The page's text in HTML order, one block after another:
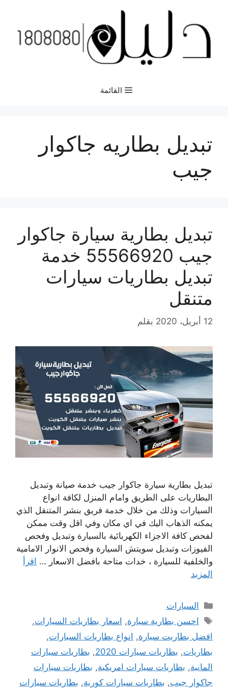
المحتوى
القائمة
تبديل بطاريه جاكوار
جيب
تبديل بطارية سيارة جاكوار
جيب 55566920 خدمة
تبديل بطاريات سيارات
متنقل
12 أبريل، 2020 بقلم
تبديل بطارية سيارة جاكوار جيب خدمة صيانة وتبديل
البطاريات على الطريق وامام المنزل لكافة انواع
السيارات وذلك من خلال خدمة فريق بنشر المتنقل الذي
يمكنه الذهاب اليك في اي مكان وفي اقل وقت ممكن
لفحص كافة الاجزاء الكهربائية بالسيارة وتبديل وفحص
الفيوزات وتبديل سويتش السيارة وفحص الانوار الامامية
والخلفية للسيارة ، خدات متاحة بافضل الاسعار … اقرأ
المزيد
التصنيفات
السيارات
الوسوم
احسن بطارية سيارة, اسعار بطاريات السيارات,
افضل بطاريت سيارة, انواع بطاريات السيارات,
بطاريات, بطاريات سيارات 2020 , بطاريات سيارات
المانية, بطاريات سيارات امريكية, بطاريات سيارات
جاكوار جيب, بطاريات سيارات كورية, بطاريات سيارات